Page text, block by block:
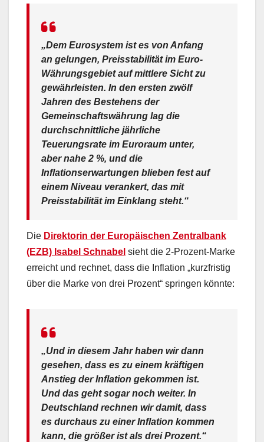
„Dem Eurosystem ist es von Anfang
an gelungen, Preisstabilität im Euro-
Währungsgebiet auf mittlere Sicht zu
gewährleisten. In den ersten zwölf
Jahren des Bestehens der
Gemeinschaftswährung lag die
durchschnittliche jährliche
Teuerungsrate im Euroraum unter,
aber nahe 2 %, und die
Inflationserwartungen blieben fest auf
einem Niveau verankert, das mit
Preisstabilität im Einklang steht.“
Die Direktorin der Europäischen Zentralbank
(EZB) Isabel Schnabel sieht die 2-Prozent-Marke
erreicht und rechnet, dass die Inflation „kurzfristig
über die Marke von drei Prozent“ springen könnte:
„Und in diesem Jahr haben wir dann
gesehen, dass es zu einem kräftigen
Anstieg der Inflation gekommen ist.
Und das geht sogar noch weiter. In
Deutschland rechnen wir damit, dass
es durchaus zu einer Inflation kommen
kann, die größer ist als drei Prozent.“